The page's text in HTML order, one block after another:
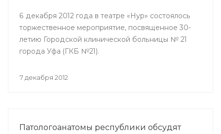
6 декабря 2012 года в театре «Нур» состоялось
торжественное мероприятие, посвященное 30-
летию Городской клинической больницы № 21
города Уфа (ГКБ №21).
7 декабря 2012
Патологоанатомы республики обсудят